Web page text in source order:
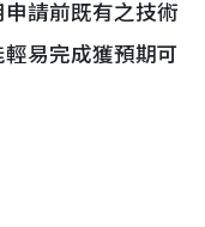
請前既有之技術
易完成獲預期可